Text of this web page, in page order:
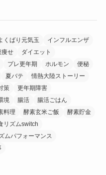
くばり元気玉
インフルエンザ
痩せ
ダイエット
プレ更年期 ホルモン
便秘
夏バテ
情熱大陸ストーリー
策
更年期障害
境 腸活
腸活ごはん
料理 酵素玄米ご飯
酵素貯金
リズムswitch
ムパフォーマンス